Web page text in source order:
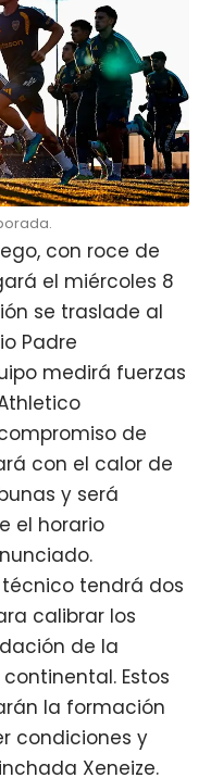
con roce de
el miércoles 8
se traslade al
Padre
medirá fuerzas
de
con el calor de
y será
el horario
tendrá dos
calibrar los
de la
Estos
la formación
condiciones y
Xeneize.